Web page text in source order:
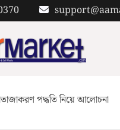
পদ্ধতি নিয়ে আলোচনা